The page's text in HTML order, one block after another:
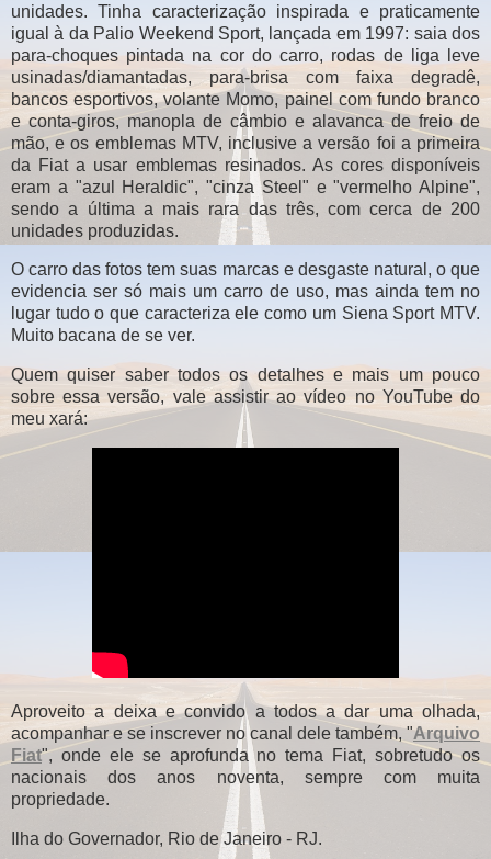
unidades. Tinha caracterização inspirada e praticamente
igual à da Palio Weekend Sport, lançada em 1997: saia dos
para-choques pintada na cor do carro, rodas de liga leve
usinadas/diamantadas, para-brisa com faixa degradê,
bancos esportivos, volante Momo, painel com fundo branco
e conta-giros, manopla de câmbio e alavanca de freio de
mão, e os emblemas MTV, inclusive a versão foi a primeira
da Fiat a usar emblemas resinados. As cores disponíveis
eram a "azul Heraldic", "cinza Steel" e "vermelho Alpine",
sendo a última a mais rara das três, com cerca de 200
unidades produzidas.
O carro das fotos tem suas marcas e desgaste natural, o que
evidencia ser só mais um carro de uso, mas ainda tem no
lugar tudo o que caracteriza ele como um Siena Sport MTV.
Muito bacana de se ver.
Quem quiser saber todos os detalhes e mais um pouco
sobre essa versão, vale assistir ao vídeo no YouTube do
meu xará:
Aproveito a deixa e convido a todos a dar uma olhada,
acompanhar e se inscrever no canal dele também, "Arquivo
Fiat", onde ele se aprofunda no tema Fiat, sobretudo os
nacionais dos anos noventa, sempre com muita
propriedade.
Ilha do Governador, Rio de Janeiro - RJ.